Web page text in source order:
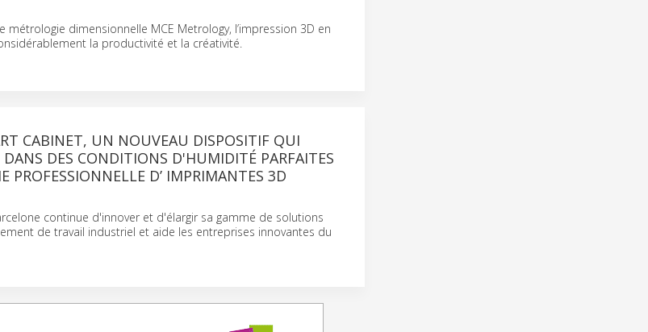
métrologie dimensionnelle MCE Metrology, l’impression 3D en
la productivité et la créativité.
CABINET, UN NOUVEAU DISPOSITIF QUI
DES CONDITIONS D'HUMIDITÉ PARFAITES
PROFESSIONNELLE D’ IMPRIMANTES 3D
continue d'innover et d'élargir sa gamme de solutions
de travail industriel et aide les entreprises innovantes du